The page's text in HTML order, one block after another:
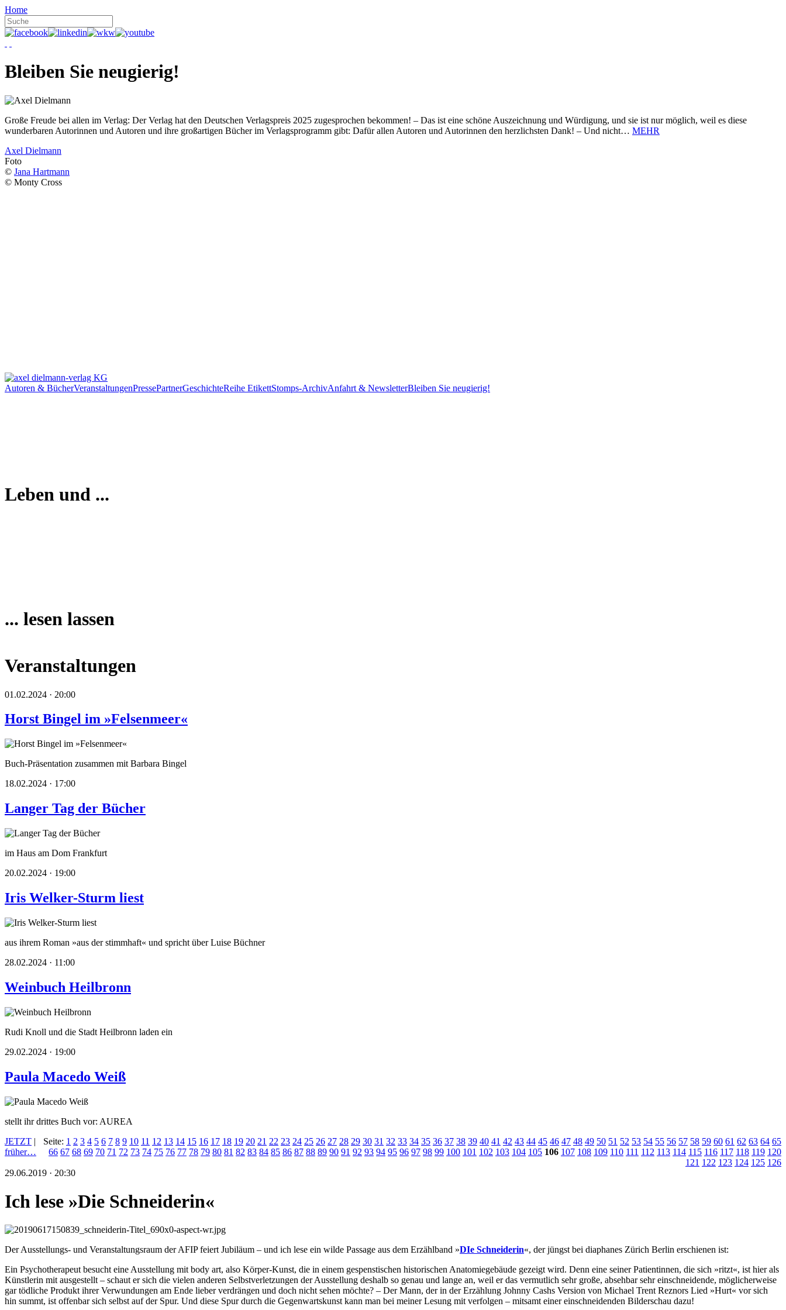
Home
Bleiben Sie neugierig!
Große Freude bei allen im Verlag: Der Verlag hat den Deutschen Verlagspreis 2025 zugesprochen bekommen! – Das ist eine schöne Auszeichnung und Würdigung, und sie ist nur möglich, weil es diese
wunderbaren Autorinnen und Autoren und ihre großartigen Bücher im Verlagsprogramm gibt: Dafür allen Autoren und Autorinnen den herzlichsten Dank! – Und nicht… MEHR
Axel Dielmann
Foto
© Jana Hartmann
© Monty Cross
Autoren & BücherVeranstaltungenPressePartnerGeschichteReihe EtikettStomps-ArchivAnfahrt & NewsletterBleiben Sie neugierig!
Leben und ...
... lesen lassen
Veranstaltungen
01.02.2024 · 20:00
Horst Bingel im »Felsenmeer«
Buch-Präsentation zusammen mit Barbara Bingel
18.02.2024 · 17:00
Langer Tag der Bücher
im Haus am Dom Frankfurt
20.02.2024 · 19:00
Iris Welker-Sturm liest
aus ihrem Roman »aus der stimmhaft« und spricht über Luise Büchner
28.02.2024 · 11:00
Weinbuch Heilbronn
Rudi Knoll und die Stadt Heilbronn laden ein
29.02.2024 · 19:00
Paula Macedo Weiß
stellt ihr drittes Buch vor: AUREA
JETZT |
früher…
Seite: 1 2 3 4 5 6 7 8 9 10 11 12 13 14 15 16 17 18 19 20 21 22 23 24 25 26 27 28 29 30 31 32 33 34 35 36 37 38 39 40 41 42 43 44 45 46 47 48 49 50 51 52 53 54 55 56 57 58 59 60 61 62 63 64 65
66 67 68 69 70 71 72 73 74 75 76 77 78 79 80 81 82 83 84 85 86 87 88 89 90 91 92 93 94 95 96 97 98 99 100 101 102 103 104 105 106 107 108 109 110 111 112 113 114 115 116 117 118 119 120
121 122 123 124 125 126
29.06.2019 · 20:30
Ich lese »Die Schneiderin«
Der Ausstellungs- und Veranstaltungsraum der AFIP feiert Jubiläum – und ich lese ein wilde Passage aus dem Erzählband »DIe Schneiderin«, der jüngst bei diaphanes Zürich Berlin erschienen ist:
Ein Psychotherapeut besucht eine Ausstellung mit body art, also Körper-Kunst, die in einem gespenstischen historischen Anatomiegebäude gezeigt wird. Denn eine seiner Patientinnen, die sich »ritzt«, ist hier als
Künstlerin mit ausgestellt – schaut er sich die vielen anderen Selbstverletzungen der Ausstellung deshalb so genau und lange an, weil er das vermutlich sehr große, absehbar sehr einschneidende, möglicherweise
gar tödliche Produkt ihrer Verwundungen am Ende lieber verdrängen und doch nicht sehen möchte? – Der Mann, der in der Erzählung Johnny Cashs Version von Michael Trent Reznors Lied »Hurt« vor sich
hin summt, ist offenbar sich selbst auf der Spur. Und diese Spur durch die Gegenwartskunst kann man bei meiner Lesung mit verfolgen – mitsamt einer einschneidenden Bilderschau dazu!